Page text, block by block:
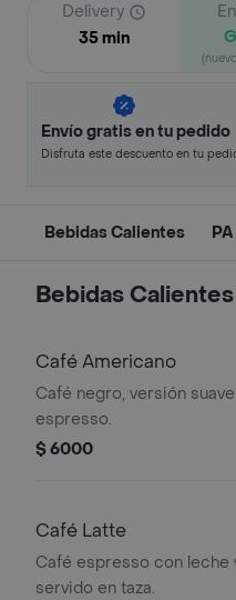
Delivery
35 min
Envío gratis en tu pedido
Disfruta este descuento en tu
Bebidas Calientes
Bebidas Calientes
Café Americano
Café negro, versión
espresso.
$ 6000
Café Latte
Café espresso con leche
servido en taza.